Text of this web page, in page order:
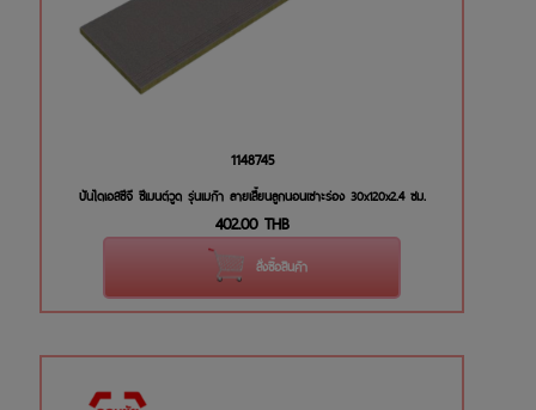
1148745
บันไดเอสซีจี ซีเมนต์วูด รุ่นเมก้า ลายเสี้ยนลูกนอนเซาะร่อง 30x120x2.4 ซม.
402.00 THB
สั่งซื้อสินค้า